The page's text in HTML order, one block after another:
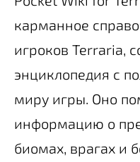
карманное
игроков Terraria,
энциклопедия с
миру игры. Оно
информацию о
биомах, врагах и